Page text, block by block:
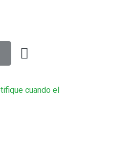
cuando el